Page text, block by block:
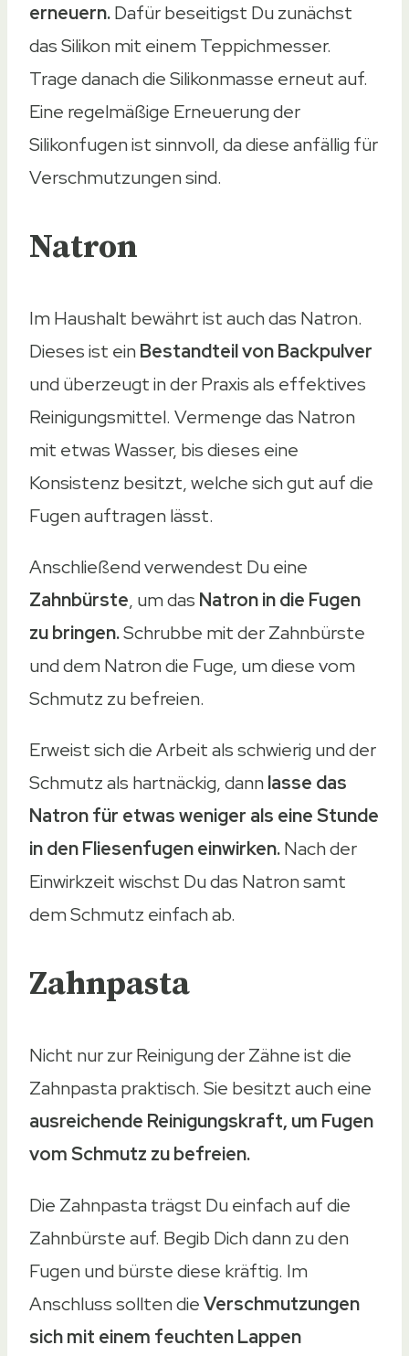
erneuern.Dafür beseitigst Du zunächst
das Silikon mit einem Teppichmesser.
Trage danach die Silikonmasse erneut auf.
Eine regelmäßige Erneuerung der
Silikonfugen ist sinnvoll, da diese anfällig für
Verschmutzungen sind.
Natron
Im Haushalt bewährt ist auch das Natron.
Dieses ist einBestandteil von Backpulver
und überzeugt in der Praxis als effektives
Reinigungsmittel. Vermenge das Natron
mit etwas Wasser, bis dieses eine
Konsistenz besitzt, welche sich gut auf die
Fugen auftragen lässt.
Anschließend verwendest Du eine
Zahnbürste, um das Natron in die Fugen
zu bringen.Schrubbe mit der Zahnbürste
und dem Natron die Fuge, um diese vom
Schmutz zu befreien.
Erweist sich die Arbeit als schwierig und der
Schmutz als hartnäckig, dannlasse das
Natron für etwas weniger als eine Stunde
in den Fliesenfugen einwirken.Nach der
Einwirkzeit wischst Du das Natron samt
dem Schmutz einfach ab.
Zahnpasta
Nicht nur zur Reinigung der Zähne ist die
Zahnpasta praktisch. Sie besitzt auch eine
ausreichende Reinigungskraft, um Fugen
vom Schmutz zu befreien.
Die Zahnpasta trägst Du einfach auf die
Zahnbürste auf. Begib Dich dann zu den
Fugen und bürste diese kräftig. Im
Anschluss sollten dieVerschmutzungen
sich mit einem feuchten Lappen